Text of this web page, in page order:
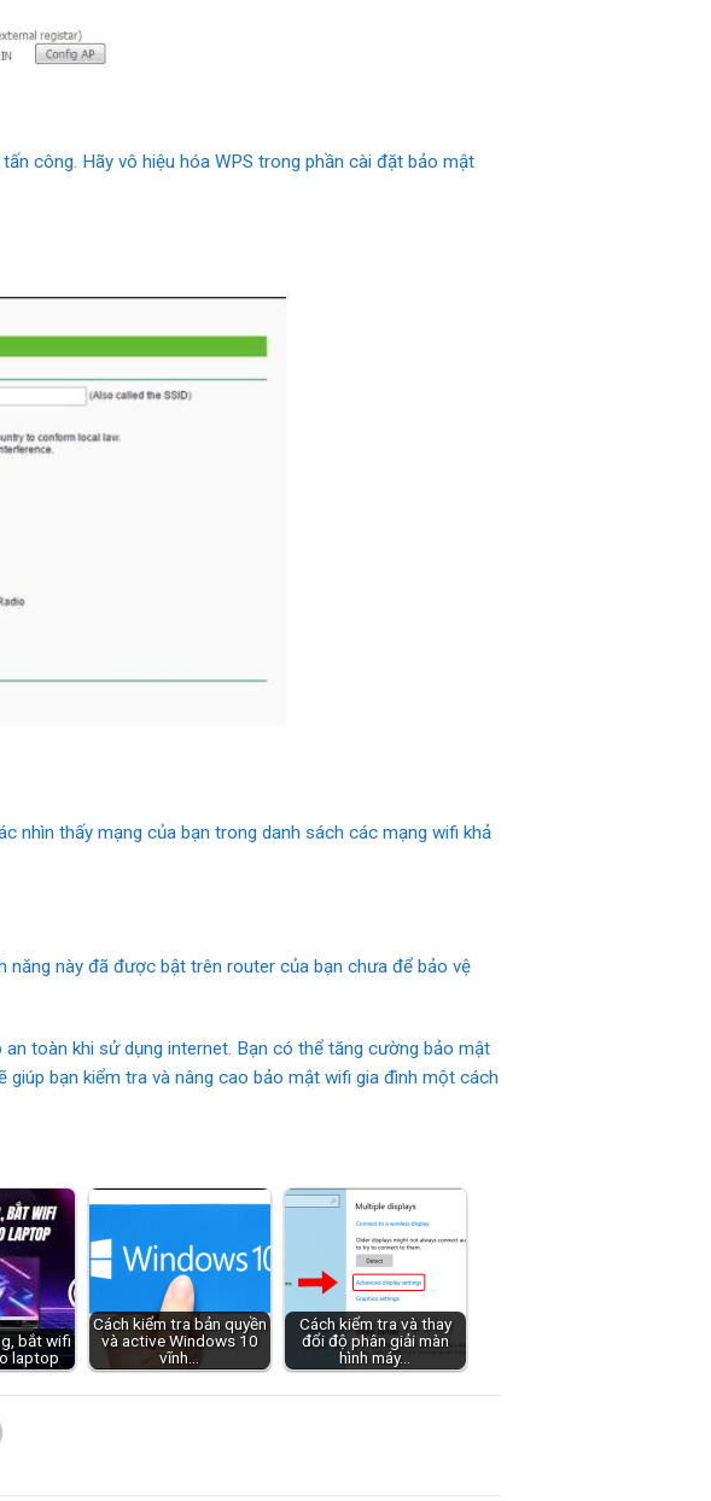
công. Hãy vô hiệu hóa WPS trong phần cài đặt bảo mật
nhìn thấy mạng của bạn trong danh sách các mạng wifi khả
này đã được bật trên router của bạn chưa để bảo vệ
toàn khi sử dụng internet. Bạn có thể tăng cường bảo mật
bạn kiểm tra và nâng cao bảo mật wifi gia đình một cách
bắt wifi
laptop
Cách kiểm tra bản quyền
và active Windows 10
vĩnh…
Cách kiểm tra và thay
đổi độ phân giải màn
hình máy…